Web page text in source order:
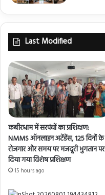
Last Modified
कबीरधाम में सरपंचों का प्रशिक्षण:
NMMS ऑनलाइन अटेंडेंस, 125 दिनों के
रोजगार और समय पर मजदूरी भुगतान पर
दिया गया विशेष प्रशिक्षण
15 hours ago